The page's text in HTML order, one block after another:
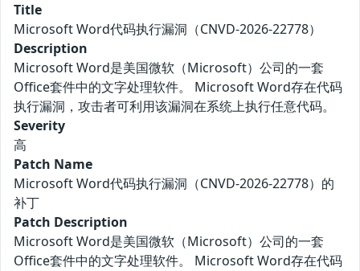
Title
Microsoft Word代码执行漏洞（CNVD-2026-22778）
Description
Microsoft Word是美国微软（Microsoft）公司的一套
Office套件中的文字处理软件。 Microsoft Word存在代码
执行漏洞，攻击者可利用该漏洞在系统上执行任意代码。
Severity
高
Patch Name
Microsoft Word代码执行漏洞（CNVD-2026-22778）的
补丁
Patch Description
Microsoft Word是美国微软（Microsoft）公司的一套
Office套件中的文字处理软件。 Microsoft Word存在代码